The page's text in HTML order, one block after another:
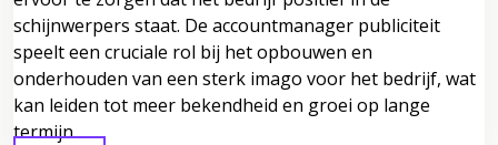
schijnwerpers staat. De accountmanager publiciteit
speelt een cruciale rol bij het opbouwen en
onderhouden van een sterk imago voor het bedrijf, wat
kan leiden tot meer bekendheid en groei op lange
termijn.